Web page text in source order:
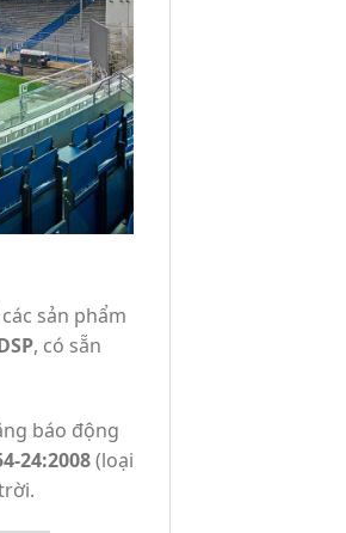
sản phẩm
, có sẵn
báo động
24:2008(loại